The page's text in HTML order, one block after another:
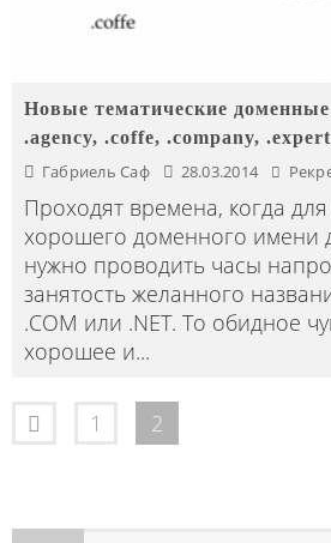
Новые тематические
.agency, .coffe, .company,
Габриель Саф 28.03.2014
Проходят времена, когда
хорошего доменного имени
нужно проводить часы
занятость желанного
.COM или .NET. То обидное
хорошее и...
1 2